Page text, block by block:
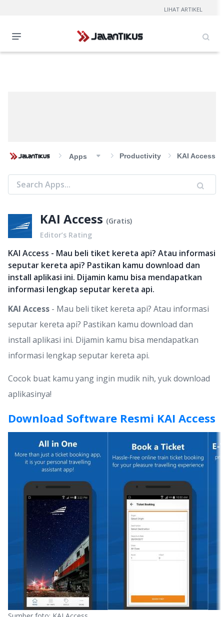
Apps Productivity KAI Access
KAI Access (Gratis)
Editor’s Rating
KAI Access - Mau beli tiket kereta api? Atau informasi
seputar kereta api? Pastikan kamu download dan
install aplikasi ini. Dijamin kamu bisa mendapatkan
informasi lengkap seputar kereta api.
KAI Access - Mau beli tiket kereta api? Atau informasi
seputar kereta api? Pastikan kamu download dan
install aplikasi ini. Dijamin kamu bisa mendapatkan
informasi lengkap seputar kereta api.
Cocok buat kamu yang ingin mudik nih, yuk download
aplikasinya!
Download Software Resmi KAI Access
LIHAT ARTIKEL